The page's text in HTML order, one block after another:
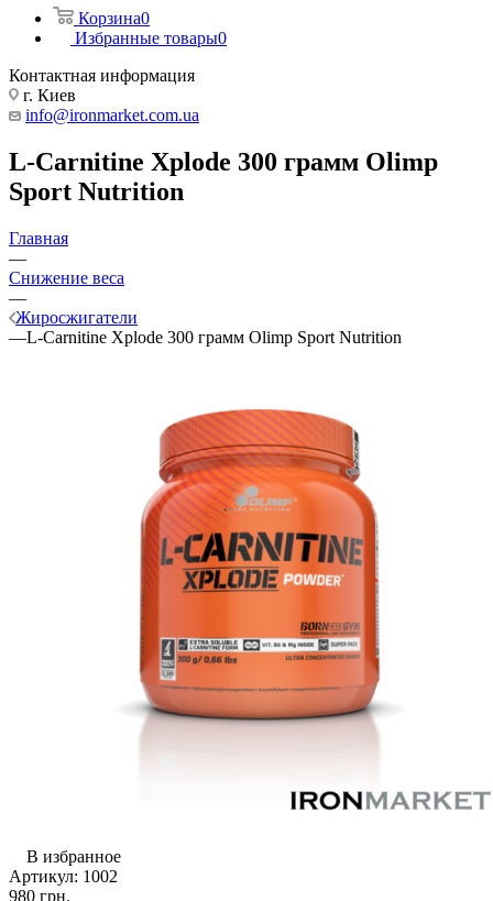
Корзина0
Избранные товары0
Контактная информация
г. Киев
info@ironmarket.com.ua
L-Carnitine Xplode 300 грамм Olimp
Sport Nutrition
Главная
—
Снижение веса
—
Жиросжигатели
—L-Carnitine Xplode 300 грамм Olimp Sport Nutrition
В избранное
Артикул: 1002
980 грн.